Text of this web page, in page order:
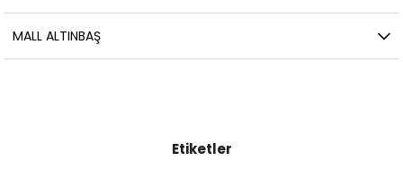
MALL ALTINBAŞ
Etiketler